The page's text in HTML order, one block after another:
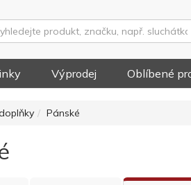
Výprodej Oblíbené
Pánské